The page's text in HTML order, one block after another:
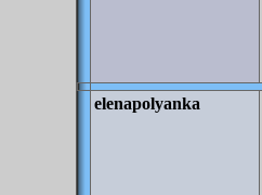
elenapolyanka